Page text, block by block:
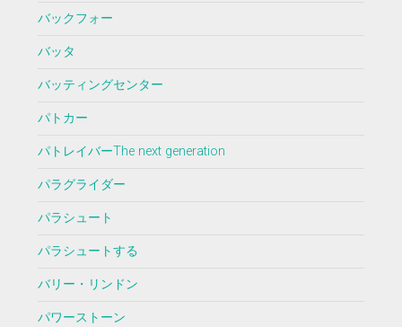
バックフォー
バッタ
バッティングセンター
パトカー
パトレイバーThe next generation
パラグライダー
パラシュート
パラシュートする
バリー・リンドン
パワーストーン